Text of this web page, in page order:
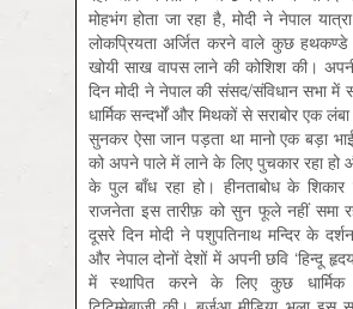
मोहभंग होता जा रहा है, मोदी ने नेपाल
लोकप्रियता अर्जित करने वाले कुछ
खोयी साख वापस लाने की कोशिश की।
दिन मोदी ने नेपाल की संसद/संविधान सभा में
धार्मिक सन्दर्भों और मिथकों से सराबोर एक
सुनकर ऐसा जान पड़ता था मानो एक बड़ा
को अपने पाले में लाने के लिए पुचकार रहा हो
के पुल बाँध रहा हो। हीनताबोध के
राजनेता इस तारीफ़ को सुन फूले नहीं समा
दूसरे दिन मोदी ने पशुपतिनाथ मन्दिर के
और नेपाल दोनों देशों में अपनी छवि ‘हिन्दू
में स्थापित करने के लिए कुछ धार्मिक